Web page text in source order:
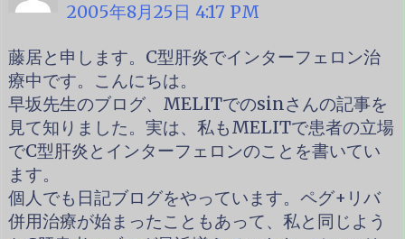
2005年8月25日 4:17 PM
藤居と申します。C型肝炎でインターフェロン治
療中です。こんにちは。
早坂先生のブログ、MELITでのsinさんの記事を
見て知りました。実は、私もMELITで患者の立場
でC型肝炎とインターフェロンのことを書いてい
ます。
個人でも日記ブログをやっています。ペグ+リバ
併用治療が始まったこともあって、私と同じよう